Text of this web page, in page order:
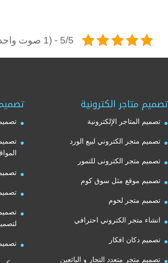
5/5 - (1 صوت واحد)
تصميم متاجر الكترونية
تصميم المتاجر الإلكترونية
تصميم متجر الكتروني لبيع الورد
تصميم متجر الكترونى للتمور
تصميم موقع مثل سوق كوم
تصميم متجر لحوم
انشاء متجر الكتروني احترافي
تصميم دكان افكار
تصميم متجر متعدد التجار و البائعين